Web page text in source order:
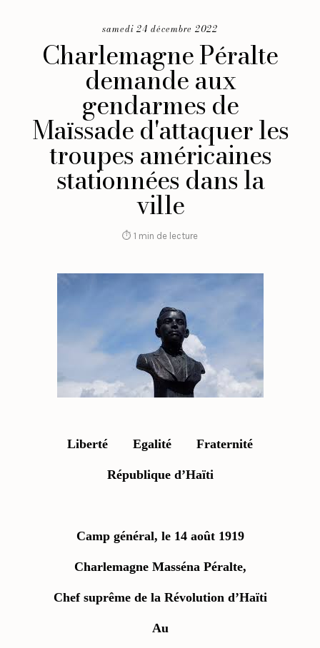
samedi 24 décembre 2022
Charlemagne Péralte
demande aux
gendarmes de
Maïssade d'attaquer les
troupes américaines
stationnées dans la
ville
⏱ 1 min de lecture
Liberté Egalité Fraternité
République d’Haïti
Camp général, le 14 août 1919
Charlemagne Masséna Péralte,
Chef suprême de la Révolution d’Haïti
Au